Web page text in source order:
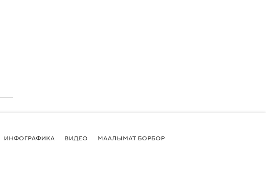
ИНФОГРАФИКА ВИДЕО МААЛЫМАТ БОРБОР